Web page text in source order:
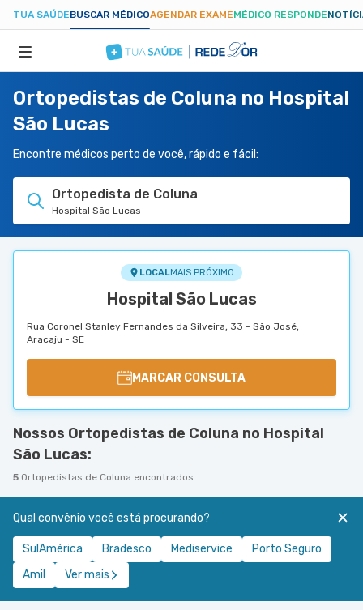
TUA SAÚDEBUSCAR MÉDICOAGENDAR EXAMEMÉDICO RESPONDE
ESPECIALIDADES
HOSPITAIS
TUASAUDE.COM
Ortopedistas de Coluna no Hospital
São Lucas
Encontre médicos perto de você, rápido e fácil:
Ortopedista de Coluna
Hospital São Lucas
LOCALMAIS PRÓXIMO
Hospital São Lucas
Rua Coronel Stanley Fernandes da Silveira, 33 - São José,
Aracaju - SE
MARCAR CONSULTA
Nossos Ortopedistas de Coluna no Hospital
São Lucas:
5 Ortopedistas de Coluna encontrados
Qual convênio você está procurando?
SulAmérica Bradesco Mediservice
Porto Seguro
Amil
Ver mais